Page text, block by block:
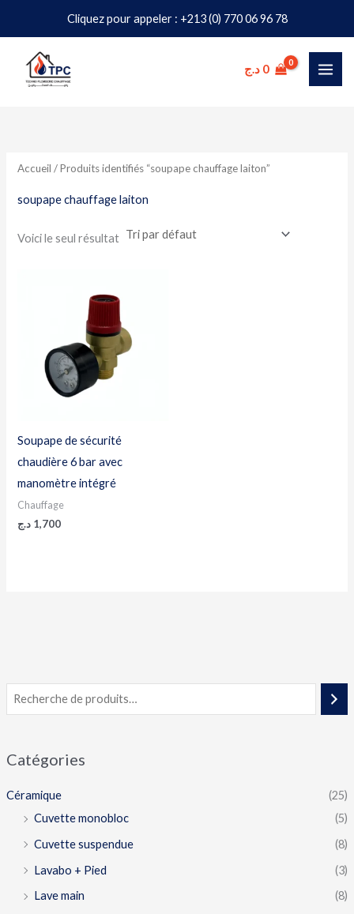
Cliquez pour appeler : +213 (0) 770 06 96 78
contenu
0 د.ج
Catégories
Céramique
(25)
Cuvette monobloc
(5)
Cuvette suspendue
(8)
Lavabo + Pied
(3)
Lave main
(8)
Accueil / Produits identifiés “soupape chauffage laiton”
soupape chauffage laiton
Voici le seul résultat
Soupape de sécurité
chaudière 6 bar avec
manomètre intégré
Chauffage
1,700 د.ج